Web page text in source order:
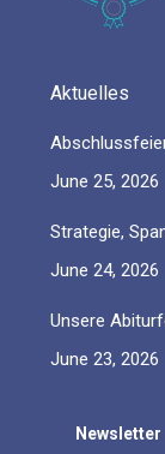
Aktuelles
June 25, 2026
Strategie,
June 24, 2026
Unsere
June 23, 2026
Newsletter